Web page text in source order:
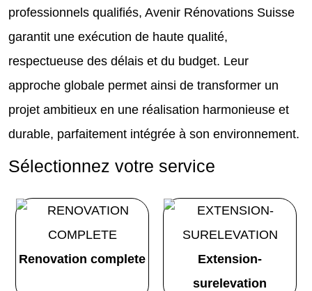
professionnels qualifiés, Avenir Rénovations Suisse
garantit une exécution de haute qualité,
respectueuse des délais et du budget. Leur
approche globale permet ainsi de transformer un
projet ambitieux en une réalisation harmonieuse et
durable, parfaitement intégrée à son environnement.
Sélectionnez votre service
Renovation complete
Extension-
surelevation